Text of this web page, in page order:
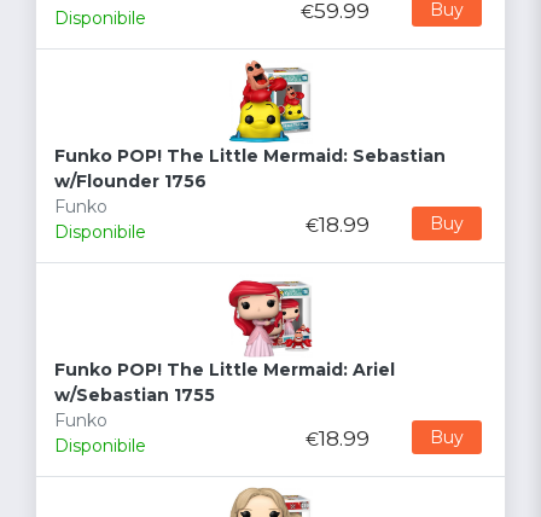
Disponibile
€59.99 Buy
Funko POP! The Little Mermaid: Sebastian
w/Flounder 1756
Funko
Disponibile
€18.99 Buy
Funko POP! The Little Mermaid: Ariel
w/Sebastian 1755
Funko
Disponibile
€18.99 Buy